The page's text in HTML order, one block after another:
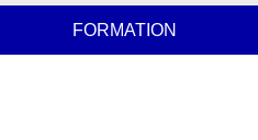
FORMATION